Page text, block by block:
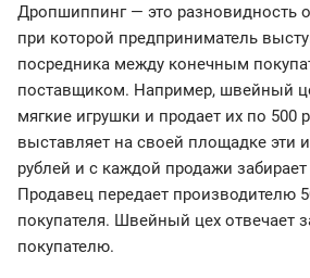
Дропшиппинг — это разновидность
при которой предприниматель
посредника между конечным
поставщиком. Например, швейный
мягкие игрушки и продает их по 500
выставляет на своей площадке эти
рублей и с каждой продажи
Продавец передает производителю
покупателя. Швейный цех отвечает
покупателю.